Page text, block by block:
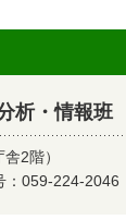
・情報班
2階）
：059-224-2046